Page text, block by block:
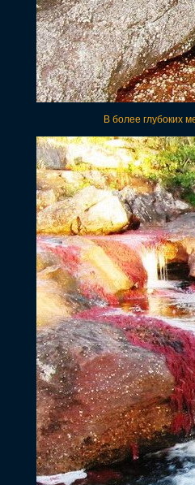
В более глубоких